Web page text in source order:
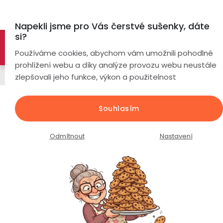
Napekli jsme pro Vás čerstvé sušenky, dáte
si?
Používáme cookies, abychom vám umožnili pohodlné
prohlížení webu a díky analýze provozu webu neustále
zlepšovali jeho funkce, výkon a použitelnost
Nastavení
Odmítnout
Souhlasím
obsah
🚀 Nové modely DRONŮ 🚀
-26%
PROZKOUMAT NABÍDKU
náramky
Chytré
podle
Dámské
Chytré
sluchátka
Chytré hodinky
EVOLVE X2 Ultra / AMOLED displej /
duální GPS / vodotěsné 3ATM /
bluetooth volání / Gorilla Glass
produktu